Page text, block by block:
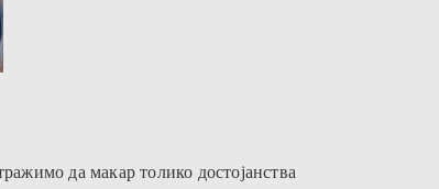
да макар толико достојанства